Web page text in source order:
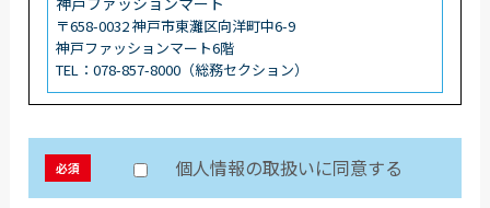
〒658-0032 神戸市東灘区向洋町中6-9
神戸ファッションマート6階
TEL：078-857-8000（総務セクション）
必須 個人情報の取扱いに同意する